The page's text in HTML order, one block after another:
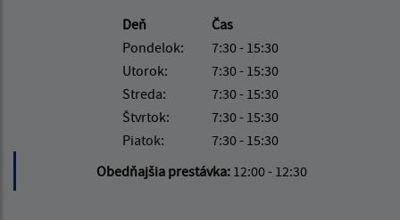
Deň
Čas
Pondelok:
7:30 - 15:30
Utorok:
7:30 - 15:30
Streda:
7:30 - 15:30
Štvrtok:
7:30 - 15:30
Piatok:
7:30 - 15:30
Obedňajšia prestávka: 12:00 - 12:30